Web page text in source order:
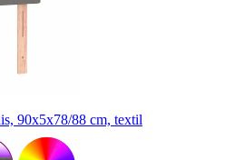
90x5x78/88 cm, textil